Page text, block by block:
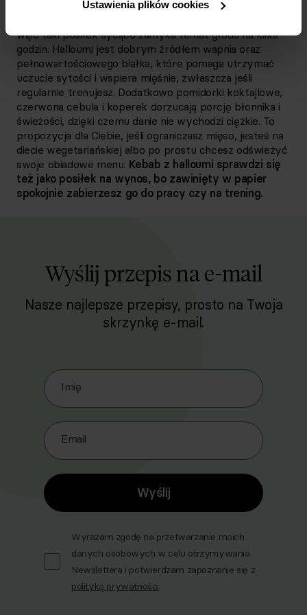
Ustawienia plików cookies
więc taki posiłek sycąco zamyka temat głodu na kilka
godzin. Halloumi jest dobrym źródłem wapnia oraz
pełnowartościowego białka, które pomaga utrzymać
uczucie sytości i wspiera mięśnie, zwłaszcza jeśli
regularnie trenujesz. Dodatkowo pomidorki koktajlowe,
czerwona cebula i koperek dorzucają porcję błonnika i
świeżości, dzięki czemu danie nie wychodzi ciężkie. To
propozycja dla Ciebie, jeśli ograniczasz mięso, jesteś na
diecie wegetariańskiej albo po prostu chcesz odświeżyć
swoje obiadowe menu. Kebab z halloumi sprawdzi się
też jako posiłek na wynos, bo zawinięty w papier
spokojnie zabierzesz go do pracy czy na trening.
Wyślij przepis na e-mail
Nasze najlepsze przepisy, prosto na Twoja
skrzynkę e-mail.
Zapisz się do naszego Newslettera
Imię
Email
Wyślij
Wyrażam zgodę na przetwarzanie moich
danych osobowych w celu otrzymywania
Newslettera i potwierdzam zapoznanie się z
polityką prywatności.